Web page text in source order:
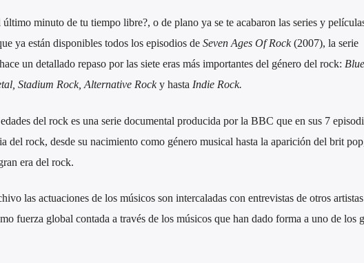
último minuto de tu tiempo libre?, o de plano ya se te acabaron las series y
ya están disponibles todos los episodios de Seven Ages Of Rock(2007), la serie
un detallado repaso por las siete eras más importantes del género del rock:
Stadium Rock, Alternative Rocky hasta Indie Rock.
del rock es una serie documental producida por la BBC que en sus 7
del rock, desde su nacimiento como género musical hasta la aparición del brit
era del rock.
las actuaciones de los músicos son intercaladas con entrevistas de otros artistas
fuerza global contada a través de los músicos que han dado forma a uno de los